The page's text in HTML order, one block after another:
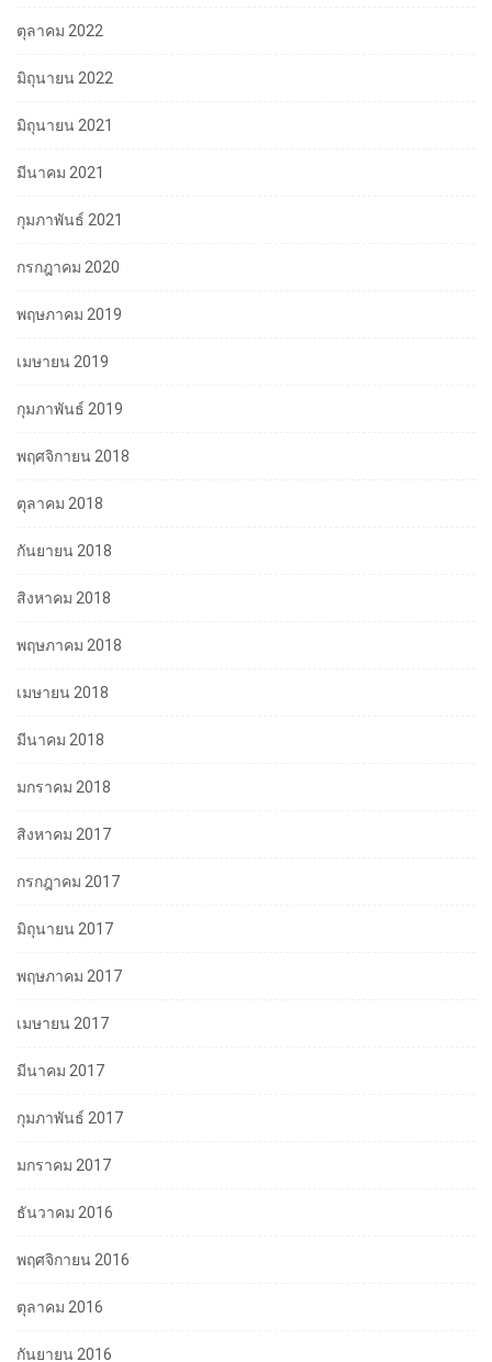
ตุลาคม 2022
มิถุนายน 2022
มิถุนายน 2021
มีนาคม 2021
กุมภาพันธ์ 2021
กรกฎาคม 2020
พฤษภาคม 2019
เมษายน 2019
กุมภาพันธ์ 2019
พฤศจิกายน 2018
ตุลาคม 2018
กันยายน 2018
สิงหาคม 2018
พฤษภาคม 2018
เมษายน 2018
มีนาคม 2018
มกราคม 2018
สิงหาคม 2017
กรกฎาคม 2017
มิถุนายน 2017
พฤษภาคม 2017
เมษายน 2017
มีนาคม 2017
กุมภาพันธ์ 2017
มกราคม 2017
ธันวาคม 2016
พฤศจิกายน 2016
ตุลาคม 2016
กันยายน 2016